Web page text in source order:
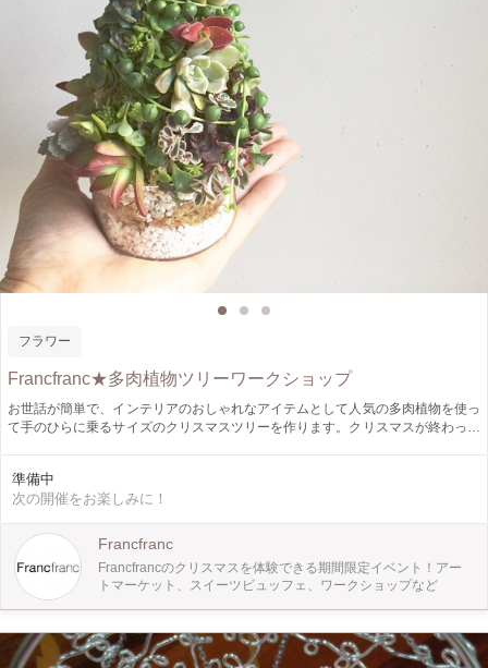
フラワー
Francfranc★多肉植物ツリーワークショップ
お世話が簡単で、インテリアのおしゃれなアイテムとして人気の多肉植物を使っ
て手のひらに乗るサイズのクリスマスツリーを作ります。クリスマスが終わって
準備中
次の開催をお楽しみに！
Francfranc
Francfrancのクリスマスを体験できる期間限定イベント！アー
トマーケット、スイーツビュッフェ、ワークショップなど